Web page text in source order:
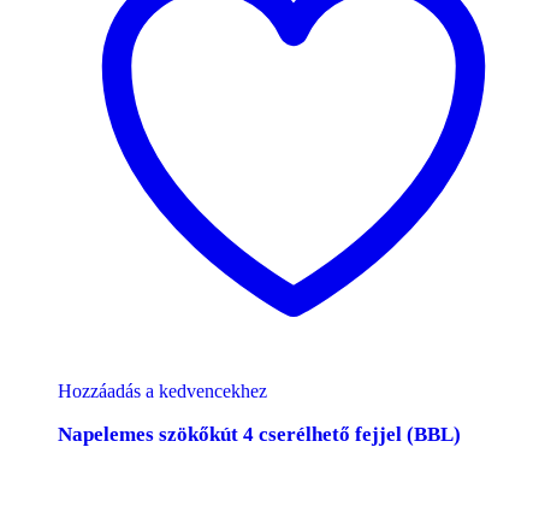
Hozzáadás a kedvencekhez
Napelemes szökőkút 4 cserélhető fejjel (BBL)